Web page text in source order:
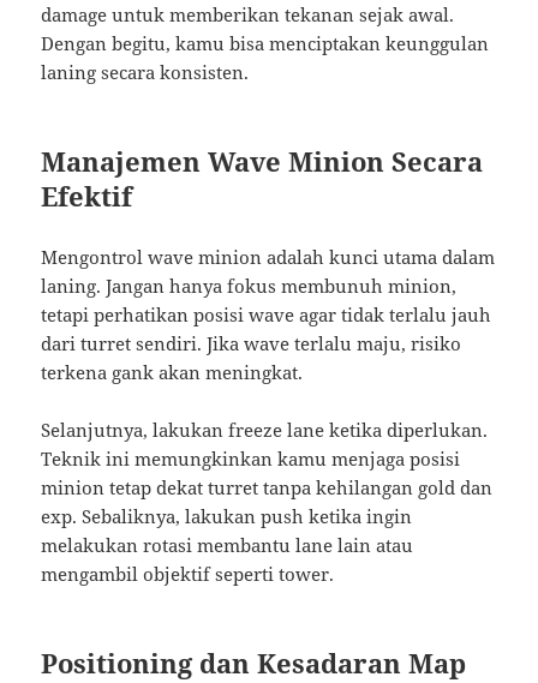
damage untuk memberikan tekanan sejak awal.
Dengan begitu, kamu bisa menciptakan keunggulan
laning secara konsisten.
Manajemen Wave Minion Secara
Efektif
Mengontrol wave minion adalah kunci utama dalam
laning. Jangan hanya fokus membunuh minion,
tetapi perhatikan posisi wave agar tidak terlalu jauh
dari turret sendiri. Jika wave terlalu maju, risiko
terkena gank akan meningkat.
Selanjutnya, lakukan freeze lane ketika diperlukan.
Teknik ini memungkinkan kamu menjaga posisi
minion tetap dekat turret tanpa kehilangan gold dan
exp. Sebaliknya, lakukan push ketika ingin
melakukan rotasi membantu lane lain atau
mengambil objektif seperti tower.
Positioning dan Kesadaran Map